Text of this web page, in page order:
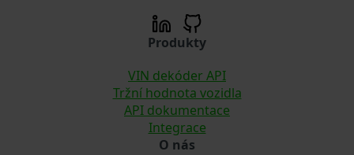
Produkty
VIN dekóder API
Tržní hodnota vozidla
API dokumentace
Integrace
O nás